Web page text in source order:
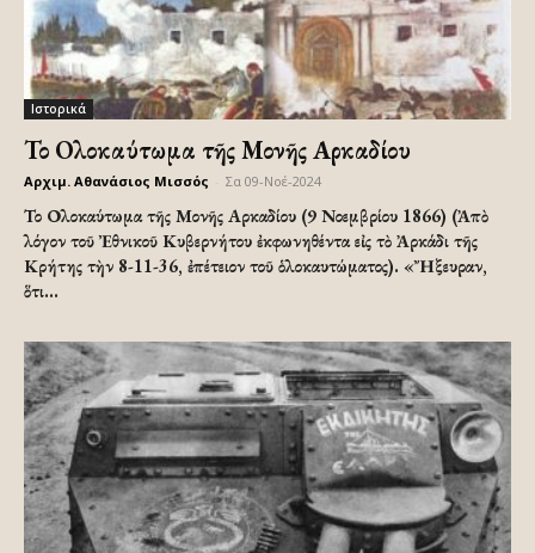
Ιστορικά
Το Ολοκαύτωμα τῆς Μονῆς Αρκαδίου
Αρχιμ. Αθανάσιος Μισσός Σα 09-Νοέ-2024
Το Ολοκαύτωμα τῆς Μονῆς Αρκαδίου (9 Νοεμβρίου 1866) (Ἀπὸ
λόγον τοῦ Ἐθνικοῦ Κυβερνήτου ἐκφωνηθέντα εἰς τὸ Ἀρκάδι τῆς
Κρήτης τὴν 8-11-36, ἐπέτειον τοῦ ὁλοκαυτώματος). «Ἤξευραν,
ὅτι...